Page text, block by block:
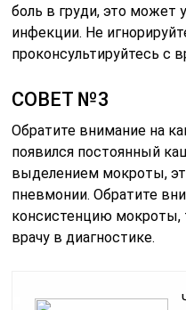
боль в груди, это может
инфекции. Не
проконсультируйтесь с
СОВЕТ №3
Обратите внимание на
появился постоянный
выделением мокроты,
пневмонии. Обратите
консистенцию мокроты,
врачу в диагностике.